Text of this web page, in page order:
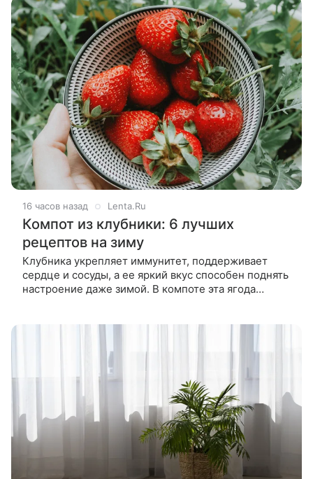
16 часов назад Lenta.Ru
Компот из клубники: 6 лучших
рецептов на зиму
Клубника укрепляет иммунитет, поддерживает
сердце и сосуды, а ее яркий вкус способен поднять
настроение даже зимой. В компоте эта ягода